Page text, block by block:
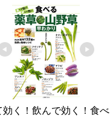
効く！飲んで効く！食べ